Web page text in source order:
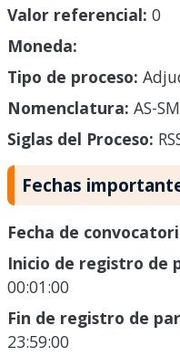
Valor referencial: 0
Moneda:
Tipo de proceso:
Nomenclatura: AS-
Siglas del Proceso:
Fechas
Fecha de
Inicio de registro de
00:01:00
Fin de registro de
23:59:00